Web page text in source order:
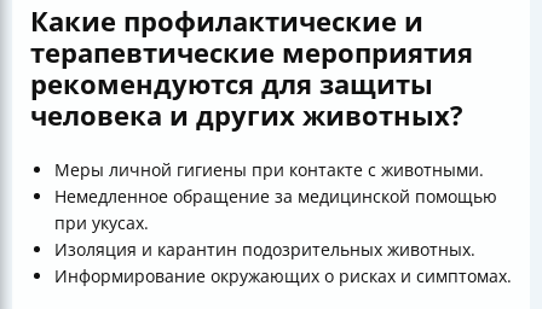
Какие профилактические и
терапевтические мероприятия
рекомендуются для защиты
человека и других животных?
Меры личной гигиены при контакте с животными.
Немедленное обращение за медицинской помощью
при укусах.
Изоляция и карантин подозрительных животных.
Информирование окружающих о рисках и симптомах.